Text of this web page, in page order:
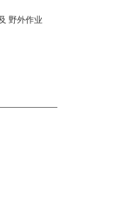
野外作业